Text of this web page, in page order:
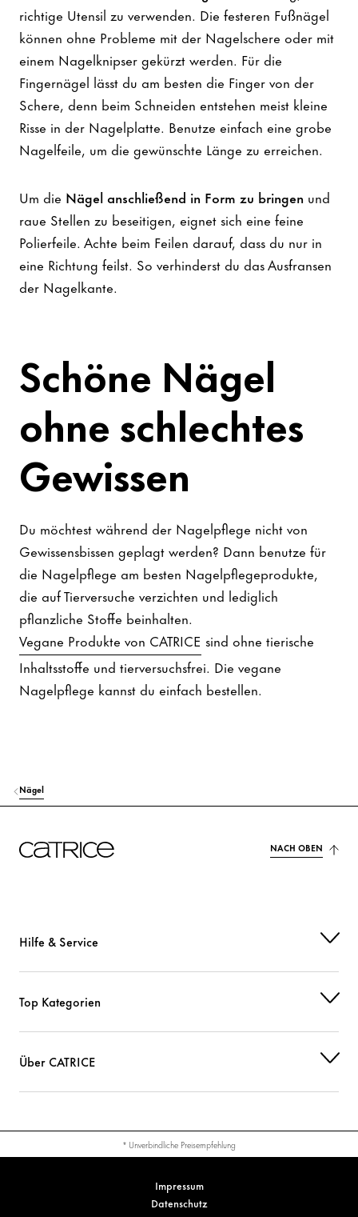
richtige Utensil zu verwenden. Die festeren Fußnägel
können ohne Probleme mit der Nagelschere oder mit
einem Nagelknipser gekürzt werden. Für die
Fingernägel lässt du am besten die Finger von der
Schere, denn beim Schneiden entstehen meist kleine
Risse in der Nagelplatte. Benutze einfach eine grobe
Nagelfeile, um die gewünschte Länge zu erreichen.
Um die Nägel anschließend in Form zu bringen und
raue Stellen zu beseitigen, eignet sich eine feine
Polierfeile. Achte beim Feilen darauf, dass du nur in
eine Richtung feilst. So verhinderst du das Ausfransen
der Nagelkante.
Schöne Nägel
ohne schlechtes
Gewissen
Du möchtest während der Nagelpflege nicht von
Gewissensbissen geplagt werden? Dann benutze für
die Nagelpflege am besten Nagelpflegeprodukte,
die auf Tierversuche verzichten und lediglich
pflanzliche Stoffe beinhalten.
Vegane Produkte von CATRICE sind ohne tierische
Inhaltsstoffe und tierversuchsfrei. Die vegane
Nagelpflege kannst du einfach bestellen.
Nägel
NACH OBEN
Hilfe & Service
Top Kategorien
Über CATRICE
* Unverbindliche Preisempfehlung
Impressum
Datenschutz